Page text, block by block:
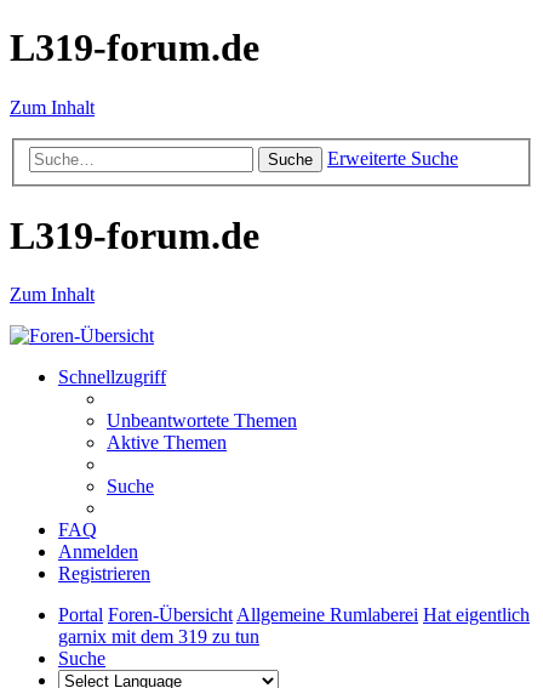
L319-forum.de
Zum Inhalt
Suche Erweiterte Suche
L319-forum.de
Zum Inhalt
Schnellzugriff
Unbeantwortete Themen
Aktive Themen
Suche
FAQ
Anmelden
Registrieren
Portal Foren-Übersicht Allgemeine Rumlaberei Hat eigentlich
garnix mit dem 319 zu tun
Suche